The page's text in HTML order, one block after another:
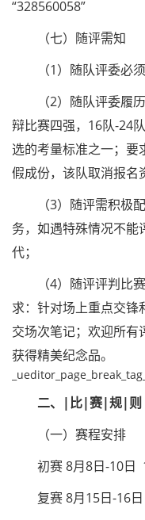
“328560058”
（七）随评需知
（1）随队评委必须
（2）随队评委履历
辩比赛四强，16队-24
选的考量标准之一；
假成份，该队取消报名
（3）随评需积极配
务，如遇特殊情况不
代；
（4）随评评判比赛
求：针对场上重点交
交场次笔记；欢迎所
获得精美纪念品。
_ueditor_page_break_tag_
二、|比|赛|规|则
（一）赛程安排
初赛 8月8日-10日
复赛 8月15日-16日